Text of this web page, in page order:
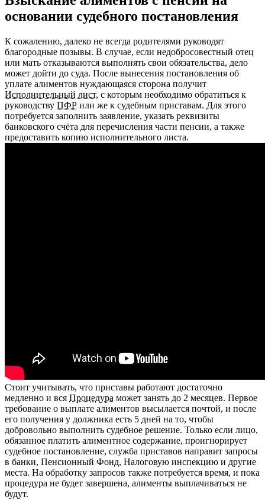
основании судебного постановления
К сожалению, далеко не всегда родителями руководят
благородные позывы. В случае, если недобросовестный отец
или мать отказываются выполнять свои обязательства, дело
может дойти до суда. После вынесения постановления об
уплате алиментов нуждающаяся сторона получит
Исполнительный лист, с которым необходимо обратиться к
руководству ПФР или же к судебным приставам. Для этого
потребуется заполнить заявление, указать реквизиты
банковского счёта для перечисления части пенсии, а также
предоставить копию исполнительного листа.
Стоит учитывать, что приставы работают достаточно
медленно и вся Процедура может занять до 2 месяцев. Первое
требование о выплате алиментов высылается почтой, и после
его получения у должника есть 5 дней на то, чтобы
добровольно выполнить судебное решение. Только если лицо,
обязанное платить алиментное содержание, проигнорирует
судебное постановление, служба приставов направит запросы
в банки, Пенсионный Фонд, Налоговую инспекцию и другие
места. На обработку запросов также потребуется время, и пока
процедура не будет завершена, алименты выплачиваться не
будут.